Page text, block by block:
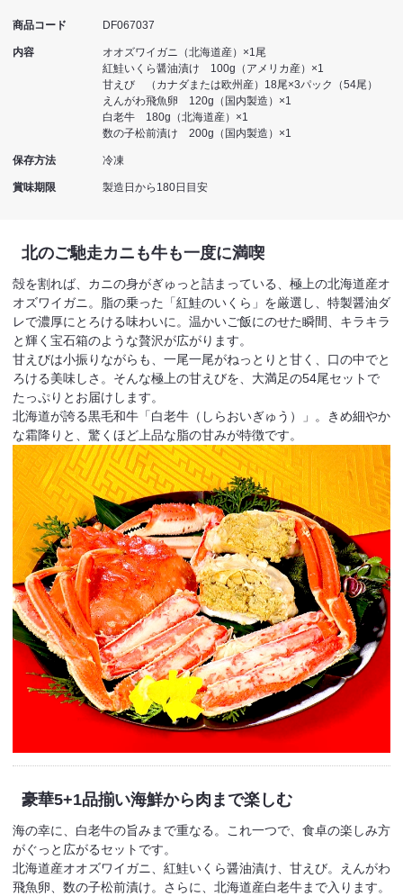
商品コード DF067037
内容
オオズワイガニ（北海道産）×1尾
紅鮭いくら醤油漬け 100g（アメリカ産）×1
甘えび （カナダまたは欧州産）18尾×3パック（54尾）
えんがわ飛魚卵 120g（国内製造）×1
白老牛 180g（北海道産）×1
数の子松前漬け 200g（国内製造）×1
保存方法 冷凍
賞味期限 製造日から180日目安
北のご馳走カニも牛も一度に満喫
殻を割れば、カニの身がぎゅっと詰まっている、極上の北海道産オ
オズワイガニ。脂の乗った「紅鮭のいくら」を厳選し、特製醤油ダ
レで濃厚にとろける味わいに。温かいご飯にのせた瞬間、キラキラ
と輝く宝石箱のような贅沢が広がります。
甘えびは小振りながらも、一尾一尾がねっとりと甘く、口の中でと
ろける美味しさ。そんな極上の甘えびを、大満足の54尾セットで
たっぷりとお届けします。
北海道が誇る黒毛和牛「白老牛（しらおいぎゅう）」。きめ細やか
な霜降りと、驚くほど上品な脂の甘みが特徴です。
豪華5+1品揃い海鮮から肉まで楽しむ
海の幸に、白老牛の旨みまで重なる。これ一つで、食卓の楽しみ方
がぐっと広がるセットです。
北海道産オオズワイガニ、紅鮭いくら醤油漬け、甘えび。えんがわ
飛魚卵、数の子松前漬け。さらに、北海道産白老牛まで入ります。